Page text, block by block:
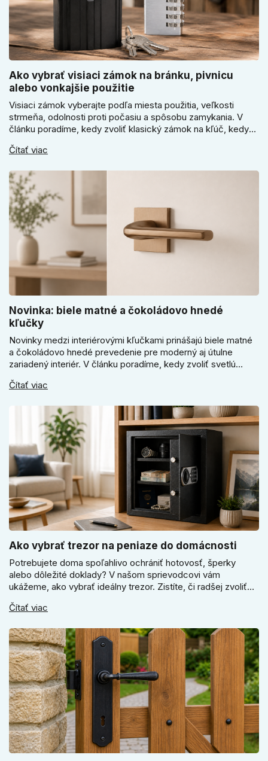
Ako vybrať visiaci zámok na bránku, pivnicu
alebo vonkajšie použitie
Visiaci zámok vyberajte podľa miesta použitia, veľkosti
strmeňa, odolnosti proti počasiu a spôsobu zamykania. V
článku poradíme, kedy zvoliť klasický zámok na kľúč, kedy
sa pri bránke, pivnici alebo záhradnom domčeku neoplatí
Čítať viac
Novinka: biele matné a čokoládovo hnedé
kľučky
Novinky medzi interiérovými kľučkami prinášajú biele matné
a čokoládovo hnedé prevedenie pre moderný aj útulne
zariadený interiér. V článku poradíme, kedy zvoliť svetlú
ako vyberať medzi okrúhlym a štvorcovým štítom. Nové
Čítať viac
Ako vybrať trezor na peniaze do domácnosti
Potrebujete doma spoľahlivo ochrániť hotovosť, šperky
alebo dôležité doklady? V našom sprievodcovi vám
ukážeme, ako vybrať ideálny trezor. Zistíte, či radšej zvoliť
kľúčové jeho správne ukotvenie.
Čítať viac